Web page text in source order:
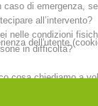
caso di emergenza,
all’intervento?
nelle condizioni
in difficoltà?
cosa chiediamo a
dell'utente